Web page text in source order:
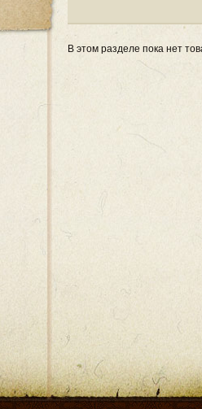
В этом разделе пока нет